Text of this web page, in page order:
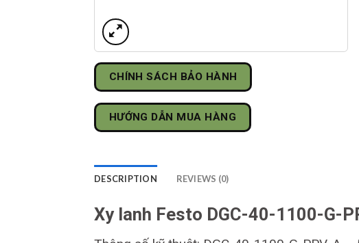
CHÍNH SÁCH BẢO HÀNH
HƯỚNG DẪN MUA HÀNG
DESCRIPTION REVIEWS (0)
Xy lanh Festo DGC-40-1100-G-